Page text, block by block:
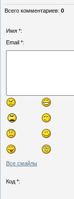
Всего комментариев: 0
Имя *:
Email *:
Все смайлы
Код *: